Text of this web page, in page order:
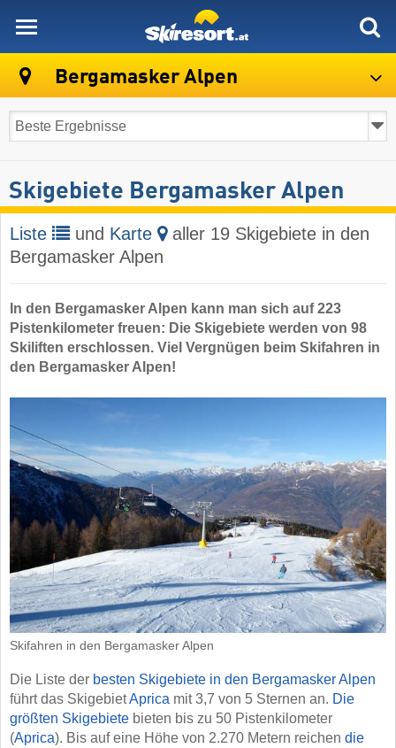
Bergamasker Alpen
Skigebiete Bergamasker Alpen
Liste und Karte
aller 19 Skigebiete in den
Bergamasker Alpen
In den Bergamasker Alpen kann man sich auf 223
Pistenkilometer freuen: Die Skigebiete werden von 98
Skiliften erschlossen. Viel Vergnügen beim Skifahren in
den Bergamasker Alpen!
Skifahren in den Bergamasker Alpen
Die Liste der besten Skigebiete in den Bergamasker Alpen
führt das SkigebietAprica mit 3,7 von 5 Sternen an. Die
größten Skigebiete bieten bis zu 50 Pistenkilometer
(Aprica). Bis auf eine Höhe von 2.270 Metern reichen die